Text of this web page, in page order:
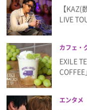
【
LIVE
カフェ・
EXILE
エンタメ